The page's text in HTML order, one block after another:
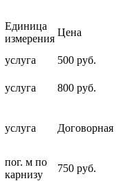
Единица
измерения
Цена
услуга
500 руб.
услуга
800 руб.
услуга Договорная
пог. м по
карнизу
750 руб.